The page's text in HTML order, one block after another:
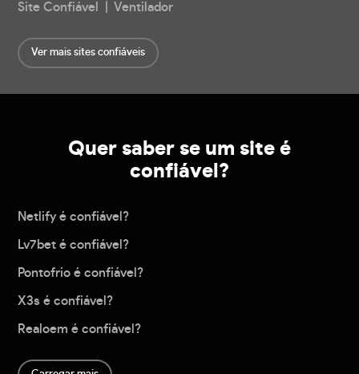
Site Confiável | Ventilador
Ver mais sites confiáveis
Quer saber se um site é
confiável?
Netlify é confiável?
Lv7bet é confiável?
Pontofrio é confiável?
X3s é confiável?
Realoem é confiável?